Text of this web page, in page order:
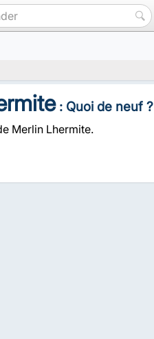
: Quoi de neuf ?
Merlin Lhermite.